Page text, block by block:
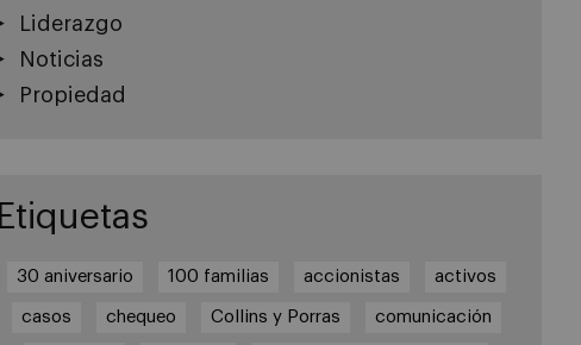
Liderazgo
Noticias
Propiedad
Etiquetas
30 aniversario 100 familias accionistas activos
casos chequeo Collins y Porras comunicación